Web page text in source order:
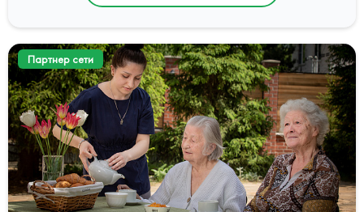
Партнер сети